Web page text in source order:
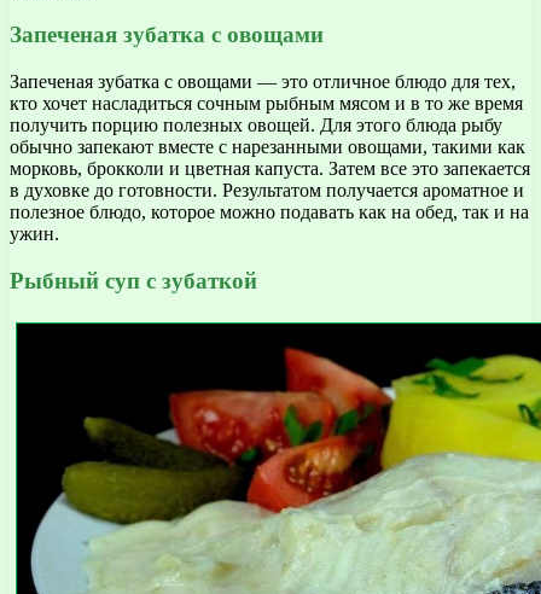
Запеченая зубатка с овощами
Запеченая зубатка с овощами — это отличное блюдо для тех,
кто хочет насладиться сочным рыбным мясом и в то же время
получить порцию полезных овощей. Для этого блюда рыбу
обычно запекают вместе с нарезанными овощами, такими как
морковь, брокколи и цветная капуста. Затем все это запекается
в духовке до готовности. Результатом получается ароматное и
полезное блюдо, которое можно подавать как на обед, так и на
ужин.
Рыбный суп с зубаткой